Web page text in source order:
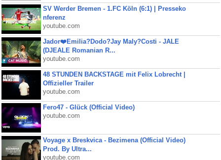
SV Werder Bremen - 1.FC Köln (6:1) | Presseko
nferenz
youtube.com
Jador❤️Emilia?Dodo?Jay Maly?Costi - JALE
(DJEALE Romanian R...
youtube.com
48 STUNDEN BACKSTAGE mit Felix Lobrecht |
Offizieller Trailer
youtube.com
Fero47 - Glück (Official Video)
youtube.com
Voyage x Breskvica - Bezimena (Official Video)
Prod. By Ultra...
youtube.com